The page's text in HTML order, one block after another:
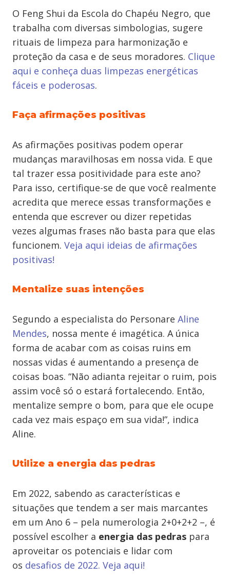
O Feng Shui da Escola do Chapéu Negro, que
trabalha com diversas simbologias, sugere
rituais de limpeza para harmonização e
proteção da casa e de seus moradores. Clique
aqui e conheça duas limpezas energéticas
fáceis e poderosas.
Faça afirmações positivas
As afirmações positivas podem operar
mudanças maravilhosas em nossa vida. E que
tal trazer essa positividade para este ano?
Para isso, certifique-se de que você realmente
acredita que merece essas transformações e
entenda que escrever ou dizer repetidas
vezes algumas frases não basta para que elas
funcionem. Veja aqui ideias de afirmações
positivas!
Mentalize suas intenções
Segundo a especialista do Personare Aline
Mendes, nossa mente é imagética. A única
forma de acabar com as coisas ruins em
nossas vidas é aumentando a presença de
coisas boas. “Não adianta rejeitar o ruim, pois
assim você só o estará fortalecendo. Então,
mentalize sempre o bom, para que ele ocupe
cada vez mais espaço em sua vida!”, indica
Aline.
Utilize a energia das pedras
Em 2022, sabendo as características e
situações que tendem a ser mais marcantes
em um Ano 6 – pela numerologia 2+0+2+2 –, é
possível escolher a energia das pedras para
aproveitar os potenciais e lidar com
os desafios de 2022. Veja aqui!